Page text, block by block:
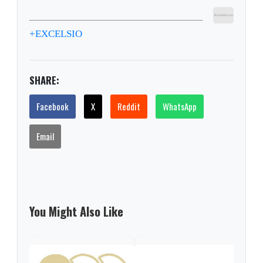
+EXCELSIO
SHARE:
Facebook X Reddit WhatsApp
Email
You Might Also Like